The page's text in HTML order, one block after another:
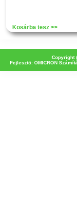
Kosárba tesz >>
Copyright
Fejlesztö: OMICRON